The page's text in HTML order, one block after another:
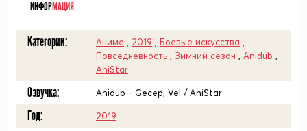
ИНФОРМАЦИЯ
Категории: Аниме 2019 Боевые искусства
Повседневность
Зимний сезон Anidub
AniStar
Озвучка: Anidub - Gecep, Vel / AniStar
Год: 2019